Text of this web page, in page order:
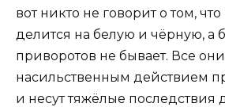
вот никто не говорит о том,
делится на белую и чёрную, а
приворотов не бывает. Все
насильственным действием
и несут тяжёлые последствия